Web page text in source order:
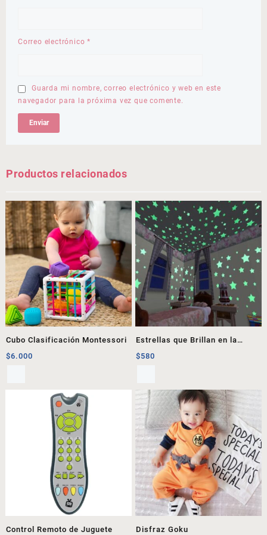
Correo electrónico*
Guarda mi nombre, correo electrónico y web en este
navegador para la próxima vez que comente.
Productos relacionados
Cubo Clasificación Montessori
$6.000
Estrellas que Brillan en la
Oscuridad
$580
Control Remoto de Juguete
Disfraz Goku